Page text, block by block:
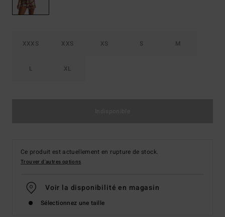
XXXS XXS XS S M
L XL
Ce produit est actuellement en rupture de stock.
Trouver d'autres options
Voir la disponibilité en magasin
Sélectionnez une taille